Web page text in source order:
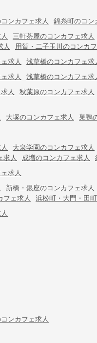
ンカフェ求人
錦糸町のコン
三軒茶屋のコンカフェ求人
人
用賀・二子玉川のコンカ
求人 浅草橋のコンカフェ求
求人 浅草橋のコンカフェ求
人 秋葉原のコンカフェ求人
大塚のコンカフェ求人
巣鴨
大泉学園のコンカフェ求人
求人 成増のコンカフェ求人
求人
新橋・銀座のコンカフェ求人
フェ求人
浜松町・大門・田
ンカフェ求人